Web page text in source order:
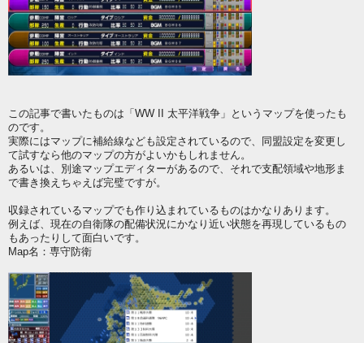
この記事で書いたものは「WW II 太平洋戦争」というマップを使ったも
のです。
実際にはマップに補給線なども設定されているので、同盟設定を変更し
て試すなら他のマップの方がよいかもしれません。
あるいは、別途マップエディターがあるので、それで支配領域や地形ま
で書き換えちゃえば完璧ですが。
収録されているマップでも作り込まれているものはかなりあります。
例えば、現在の自衛隊の配備状況にかなり近い状態を再現しているもの
もあったりして面白いです。
Map名：専守防衛